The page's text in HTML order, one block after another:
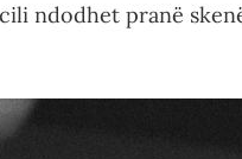
ndodhet pranë